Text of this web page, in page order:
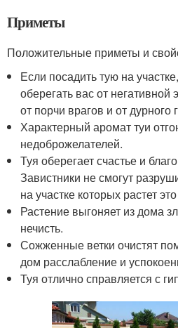
Приметы
Положительные приметы и
Если посадить тую на
оберегать вас от
от порчи врагов и от дурного
Характерный аромат туи
недоброжелателей.
Туя оберегает счастье и
Завистники не смогут
на участке которых растет
Растение выгоняет из дома
нечисть.
Сожженные ветки очистят
дом расслабление и
Туя отлично справляется с